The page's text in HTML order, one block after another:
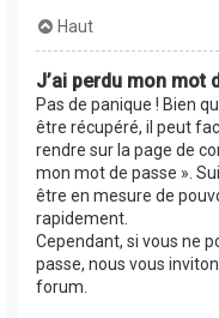
Haut
J’ai perdu mon mot
Pas de panique ! Bien
être récupéré, il peut
rendre sur la page de
mon mot de passe ».
être en mesure de
rapidement.
Cependant, si vous ne
passe, nous vous
forum.